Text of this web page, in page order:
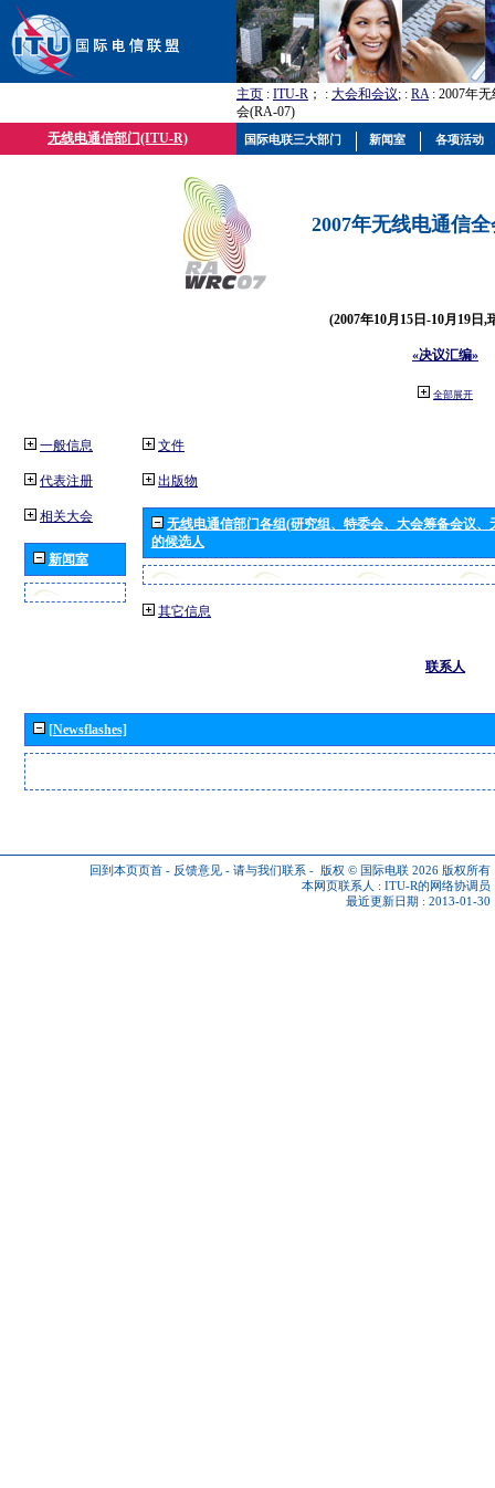
主页 : ITU-R ； : 大会和会议; : RA: 2007年
会(RA-07)
无线电通信部门(ITU-R)
2007年无线电通信
(2007年10月15日-10月19日,
«决议汇编»
全部展开
一般信息
代表注册
相关大会
新闻室
文件
出版物
无线电通信部门各组(研究组、特委会、大会筹备会议
的候选人
其它信息
联系人
[Newsflashes]
回到本页页首 - 反馈意见 - 请与我们联系 - 版权 © 国际电联 2026 版权所有
本网页联系人 : ITU-R的网络协调员
最近更新日期 : 2013-01-30
国际电联三大部门 新闻室 各项活动